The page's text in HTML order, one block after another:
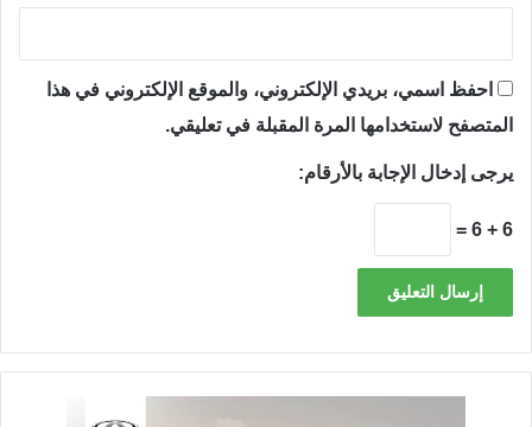
احفظ اسمي، بريدي الإلكتروني، والموقع الإلكتروني في هذا
المتصفح لاستخدامها المرة المقبلة في تعليقي.
يرجى إدخال الإجابة بالأرقام:
6 + 6 =